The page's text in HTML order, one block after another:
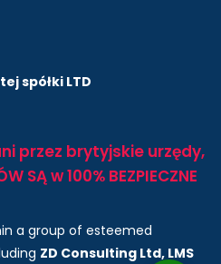
spółki LTD
przez brytyjskie urzędy,
SĄ w 100% BEZPIECZNE
a group of esteemed
ZD Consulting Ltd, LMS